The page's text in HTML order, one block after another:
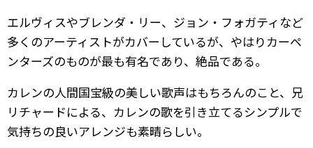
エルヴィスやブレンダ・リー、ジョン・フォガティなど
多くのアーティストがカバーしているが、やはりカーペ
ンターズのものが最も有名であり、絶品である。
カレンの人間国宝級の美しい歌声はもちろんのこと、兄
リチャードによる、カレンの歌を引き立てるシンプルで
気持ちの良いアレンジも素晴らしい。